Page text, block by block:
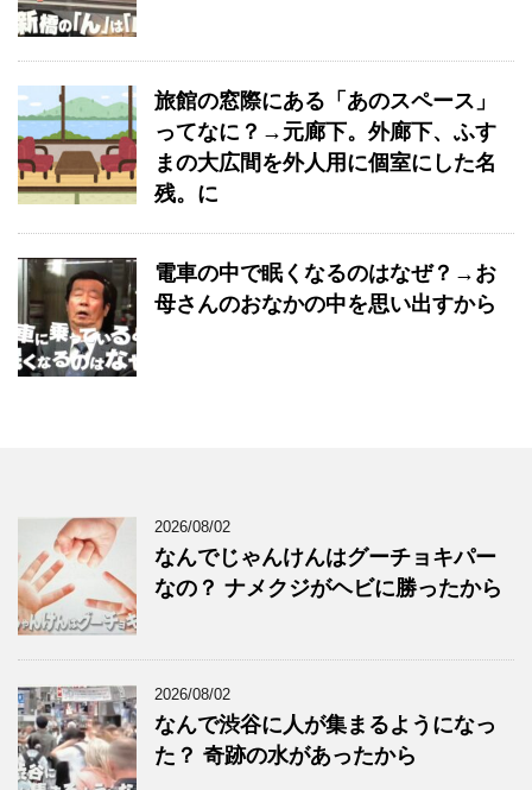
旅館の窓際にある「あのスペース」
ってなに？→元廊下。外廊下、ふす
まの大広間を外人用に個室にした名
残。に
電車の中で眠くなるのはなぜ？→お
母さんのおなかの中を思い出すから
2026/08/02
なんでじゃんけんはグーチョキパー
なの？ ナメクジがヘビに勝ったから
2026/08/02
なんで渋谷に人が集まるようになっ
た？ 奇跡の水があったから